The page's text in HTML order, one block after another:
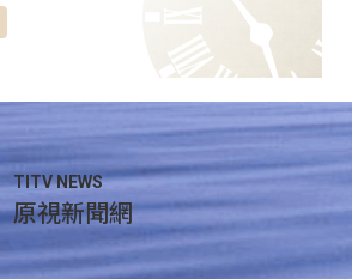
TITV NEWS
原視新聞網